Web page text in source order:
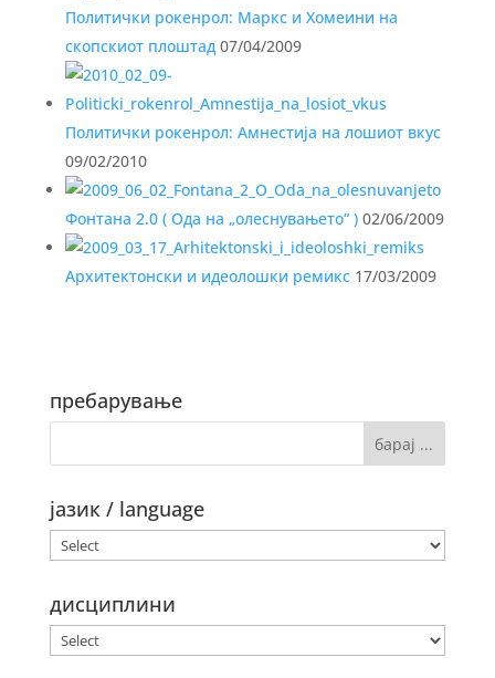
Политички рокенрол: Маркс и Хомеини на
скопскиот плоштад07/04/2009
Политички рокенрол: Амнестија на лошиот вкус
09/02/2010
Фонтана 2.0 ( Ода на „олеснувањето“ )02/06/2009
Архитектонски и идеолошки ремикс17/03/2009
пребарување
јазик / language
дисциплини